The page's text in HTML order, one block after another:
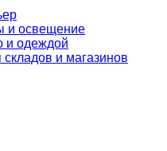
и освещение
и одеждой
и магазинов